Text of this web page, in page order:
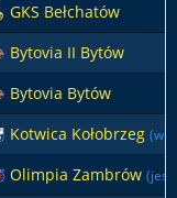
GKS Bełchatów
Bytovia II Bytów
Bytovia Bytów
Kotwica Kołobrzeg
Olimpia Zambrów